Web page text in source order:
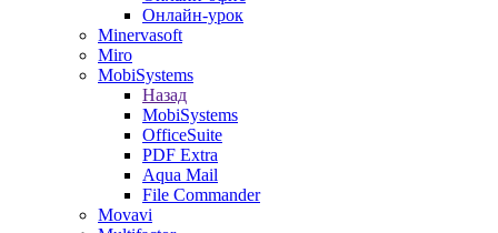
Онлайн-урок
Minervasoft
Miro
MobiSystems
Назад
MobiSystems
OfficeSuite
PDF Extra
Aqua Mail
File Commander
Movavi